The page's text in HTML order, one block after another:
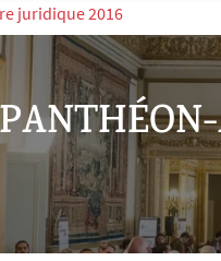
juridique 2016